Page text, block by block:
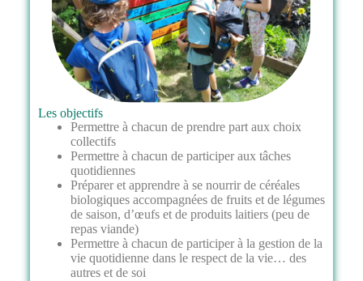
Les objectifs
Permettre à chacun de prendre part aux choix
collectifs
Permettre à chacun de participer aux tâches
quotidiennes
Préparer et apprendre à se nourrir de céréales
biologiques accompagnées de fruits et de légumes
de saison, d’œufs et de produits laitiers (peu de
repas viande)
Permettre à chacun de participer à la gestion de la
vie quotidienne dans le respect de la vie… des
autres et de soi